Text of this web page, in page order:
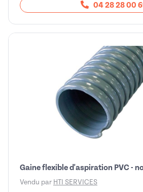
04 28 28 00
Gaine flexible d'aspiration PVC -
Vendu par HTI SERVICES